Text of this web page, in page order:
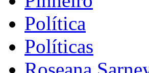
Política
Políticas